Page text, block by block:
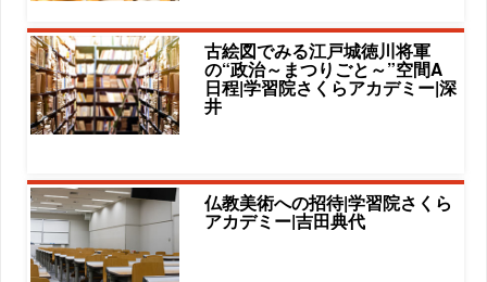
古絵図でみる江戸城徳川将軍
の“政治～まつりごと～”空間A
日程|学習院さくらアカデミー|深
井
仏教美術への招待|学習院さくら
アカデミー|吉田典代